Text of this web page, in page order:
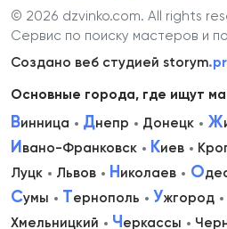
© 2026 dzvinko.com. All rights
Сервис по поиску мастеров и
Создано веб студией storym
Основные города, где ищут
Винница Днепр Донецк Ж
Ивано-Франковск Киев
Луцк
Львов Николаев О
Сумы Тернополь Ужгород
Хмельницкий
Черкассы